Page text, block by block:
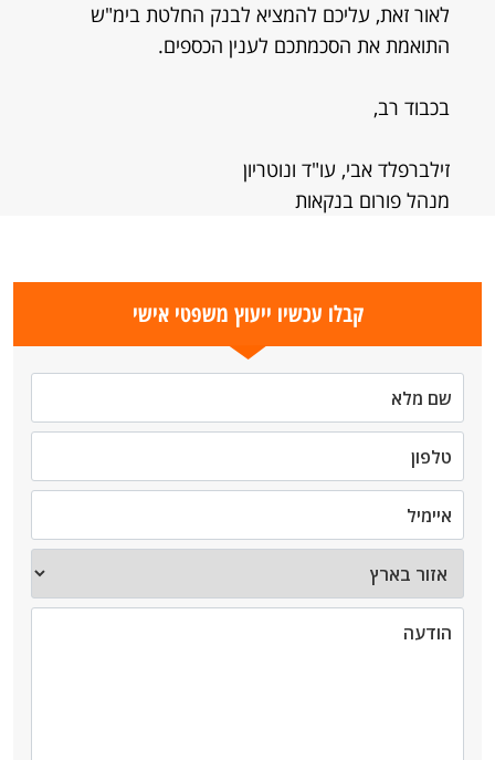
לאור זאת, עליכם להמציא לבנק החלטת בימ"ש
התואמת את הסכמתכם לענין הכספים.
בכבוד רב,
זילברפלד אבי, עו"ד ונוטריון
מנהל פורום בנקאות
קבלו עכשיו ייעוץ משפטי אישי